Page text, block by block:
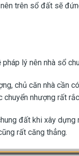
trên sổ đất sẽ
lý nên nhà sổ
chủ căn nhà cần
chuyển nhượng rất
đất khi xây
rất căng thẳng.